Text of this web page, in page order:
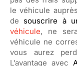
le véhicule
de souscrire à
véhicule, ne
véhicule ne
vous aurez
L’avantage avec